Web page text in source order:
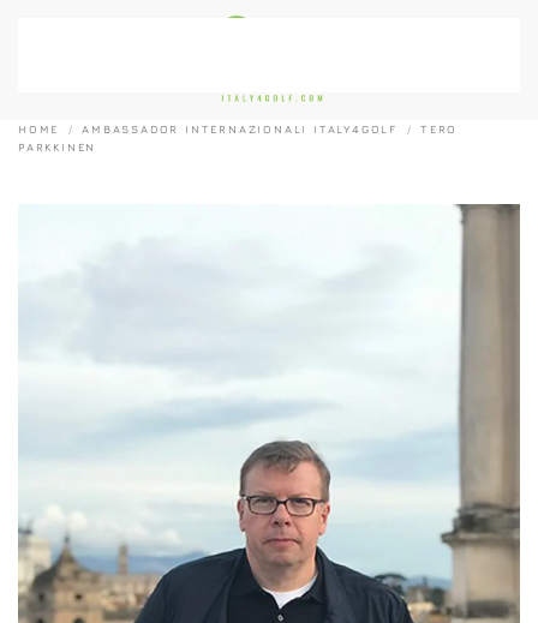
HOME AMBASSADOR INTERNAZIONALI ITALY4GOLF
TERO
PARKKINEN